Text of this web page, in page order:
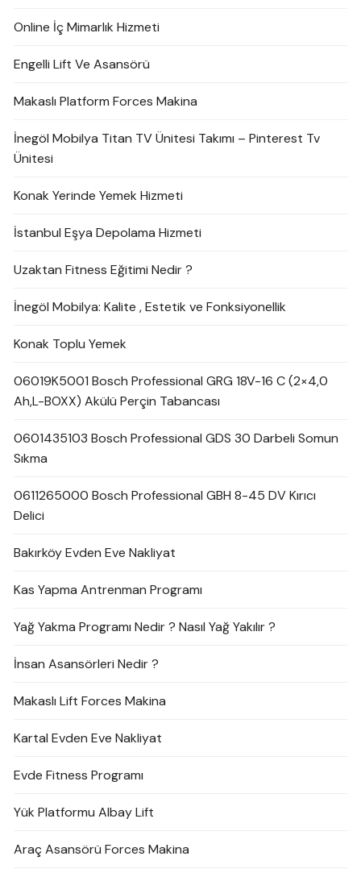
Online İç Mimarlık Hizmeti
Engelli Lift Ve Asansörü
Makaslı Platform Forces Makina
İnegöl Mobilya Titan TV Ünitesi Takımı – Pinterest Tv
Ünitesi
Konak Yerinde Yemek Hizmeti
İstanbul Eşya Depolama Hizmeti
Uzaktan Fitness Eğitimi Nedir ?
İnegöl Mobilya: Kalite , Estetik ve Fonksiyonellik
Konak Toplu Yemek
06019K5001 Bosch Professional GRG 18V-16 C (2×4,0
Ah,L-BOXX) Akülü Perçin Tabancası
0601435103 Bosch Professional GDS 30 Darbeli Somun
Sıkma
0611265000 Bosch Professional GBH 8-45 DV Kırıcı
Delici
Bakırköy Evden Eve Nakliyat
Kas Yapma Antrenman Programı
Yağ Yakma Programı Nedir ? Nasıl Yağ Yakılır ?
İnsan Asansörleri Nedir ?
Makaslı Lift Forces Makina
Kartal Evden Eve Nakliyat
Evde Fitness Programı
Yük Platformu Albay Lift
Araç Asansörü Forces Makina